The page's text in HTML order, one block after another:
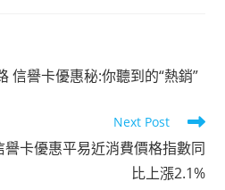
信譽卡優惠秘:你聽到的“熱銷”
Next Post
卡優惠平易近消費價格指數同
比上漲2.1%